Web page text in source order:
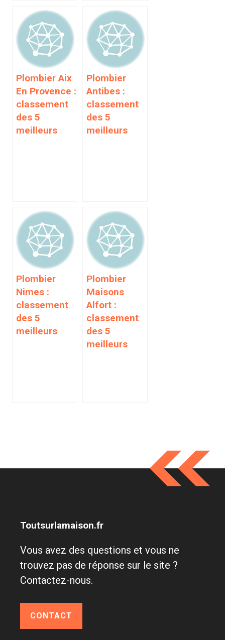
Plombier Aix
En Provence :
classement
des 5
meilleurs
Plombier
Antibes :
classement
des 5
meilleurs
Plombier
Nimes :
classement
des 5
meilleurs
Plombier
Maisons
Alfort :
classement
des 5
meilleurs
Toutsurlamaison.fr
Vous avez des questions et vous ne
trouvez pas de réponse sur le site ?
Contactez-nous.
CONTACT